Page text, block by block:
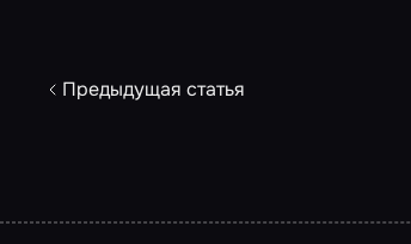
Предыдущая статья